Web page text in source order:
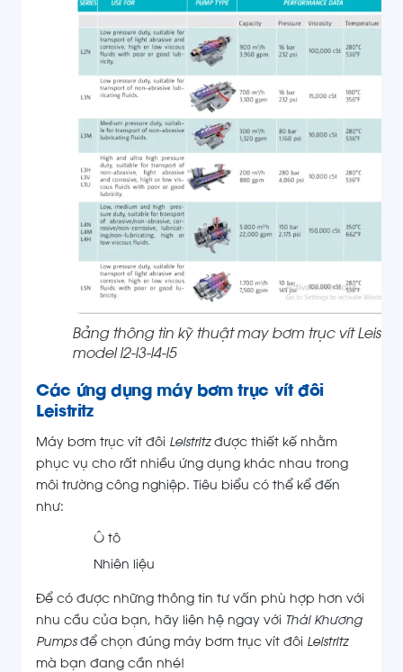
Bảng thông tin kỹ thuật may bơm trục vít Leistritz
model l2-l3-l4-l5
Các ứng dụng máy bơm trục vít đôi
Leistritz
Máy bơm trục vít đôi Leistritzđược thiết kế nhằm
phục vụ cho rất nhiều ứng dụng khác nhau trong
môi trường công nghiệp. Tiêu biểu có thể kể đến
như:
Ô tô
Nhiên liệu
Để có được những thông tin tư vấn phù hợp hơn với
nhu cầu của bạn, hãy liên hệ ngay với Thái Khương
Pumpsđể chọn đúng máy bơm trục vít đôi Leistritz
mà bạn đang cần nhé!